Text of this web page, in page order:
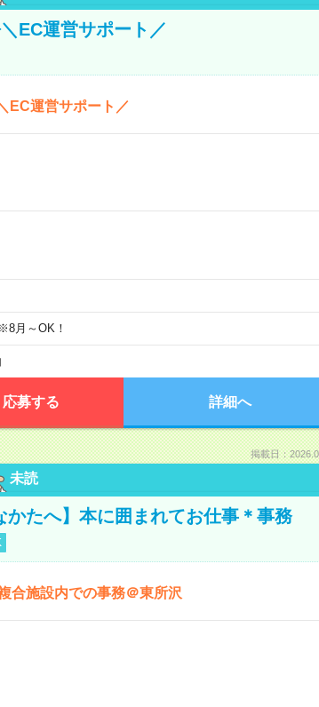
EC運営サポート／
EC運営サポート／
月～OK！
応募する 詳細へ
掲載日：
未読
たへ】本に囲まれてお仕事＊事務
合施設内での事務＠東所沢